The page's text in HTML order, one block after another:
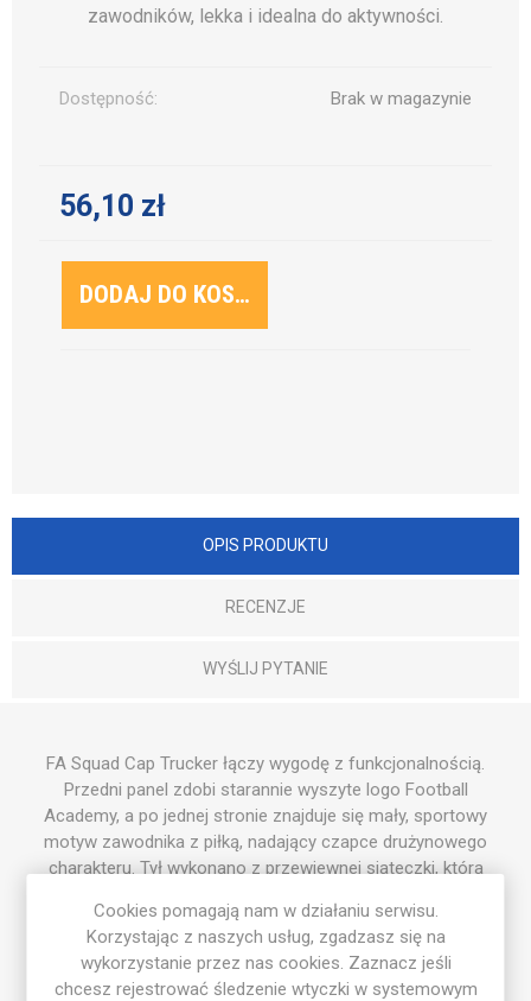
zawodników, lekka i idealna do aktywności.
Dostępność: Brak w magazynie
56,10 zł
OPIS PRODUKTU
RECENZJE
WYŚLIJ PYTANIE
FA Squad Cap Trucker łączy wygodę z funkcjonalnością.
Przedni panel zdobi starannie wyszyte logo Football
Academy, a po jednej stronie znajduje się mały, sportowy
motyw zawodnika z piłką, nadający czapce drużynowego
charakteru. Tył wykonano z przewiewnej siateczki, która
podczas intensywnego wysiłku.
To idealny wybór na treningi, turnieje i codzienne aktywności,
kiedy liczy się lekkość i swoboda ruchu.
Cookies pomagają nam w działaniu serwisu.
Korzystając z naszych usług, zgadzasz się na
wykorzystanie przez nas cookies. Zaznacz jeśli
chcesz rejestrować śledzenie wtyczki w systemowym